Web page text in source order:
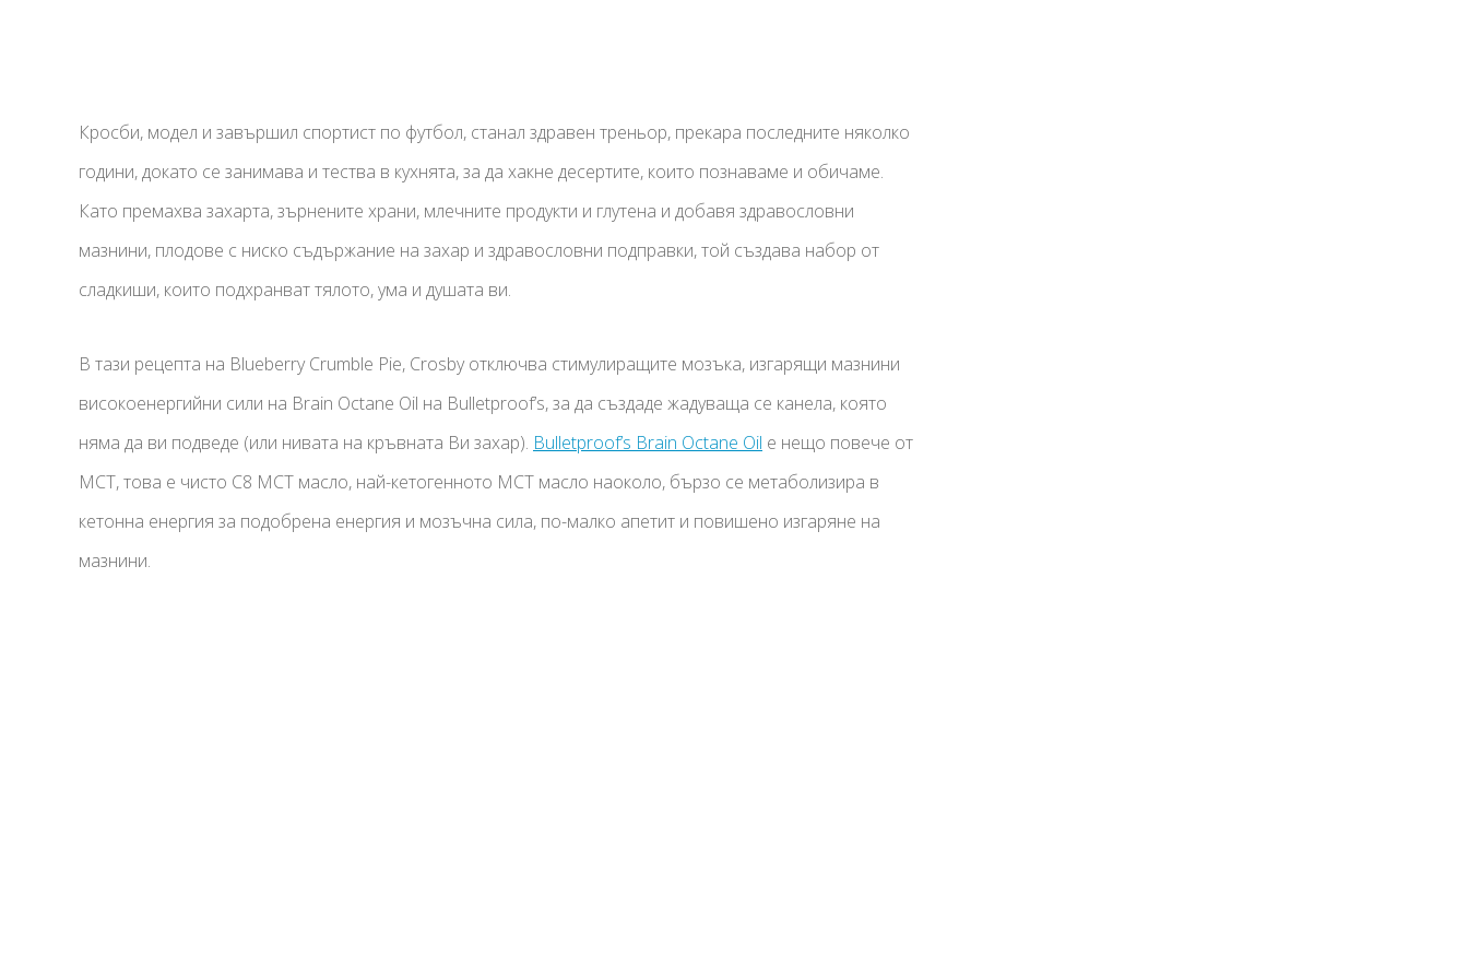
Кросби, модел и завършил спортист по футбол, станал здравен треньор, прекара последните няколко
години, докато се занимава и тества в кухнята, за да хакне десертите, които познаваме и обичаме.
Като премахва захарта, зърнените храни, млечните продукти и глутена и добавя здравословни
мазнини, плодове с ниско съдържание на захар и здравословни подправки, той създава набор от
сладкиши, които подхранват тялото, ума и душата ви.
В тази рецепта на Blueberry Crumble Pie, Crosby отключва стимулиращите мозъка, изгарящи мазнини
високоенергийни сили на Brain Octane Oil на Bulletproof’s, за да създаде жадуваща се канела, която
няма да ви подведе (или нивата на кръвната Ви захар). Bulletproof’s Brain Octane Oil е нещо повече от
MCT, това е чисто C8 MCT масло, най-кетогенното MCT масло наоколо, бързо се метаболизира в
кетонна енергия за подобрена енергия и мозъчна сила, по-малко апетит и повишено изгаряне на
мазнини.